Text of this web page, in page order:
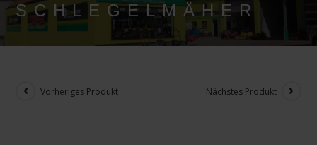
SCHLEGELMÄHER
Vorheriges Produkt Nächstes Produkt